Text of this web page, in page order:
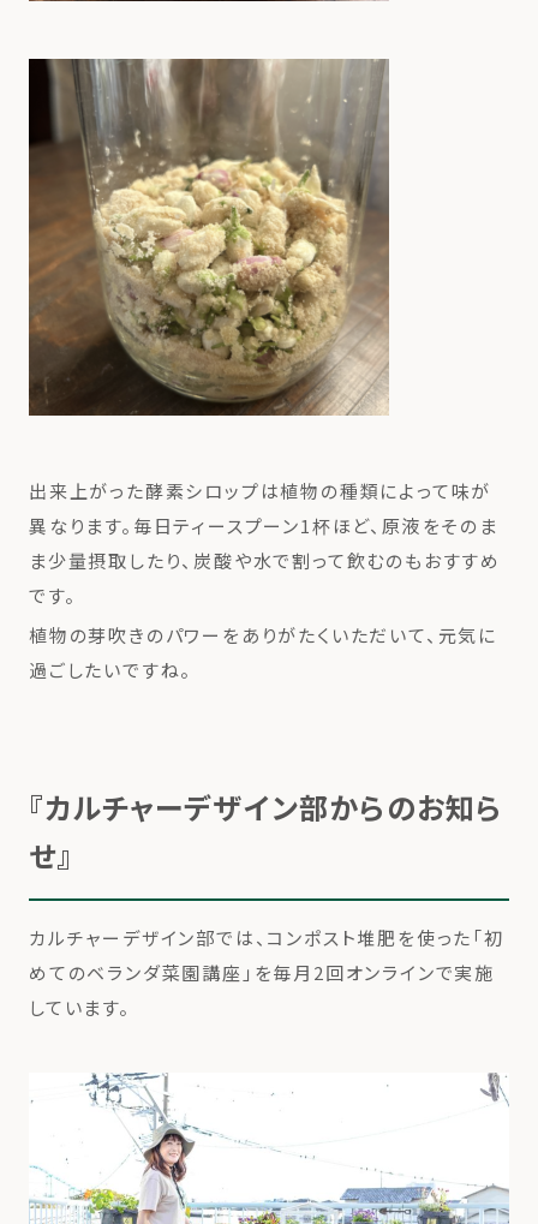
出来上がった酵素シロップは植物の種類によって味が
異なります。毎日ティースプーン1杯ほど、原液をそのま
ま少量摂取したり、炭酸や水で割って飲むのもおすすめ
です。
植物の芽吹きのパワーをありがたくいただいて、元気に
過ごしたいですね。
『カルチャーデザイン部からのお知ら
せ』
カルチャーデザイン部では、コンポスト堆肥を使った「初
めてのベランダ菜園講座」を毎月2回オンラインで実施
しています。